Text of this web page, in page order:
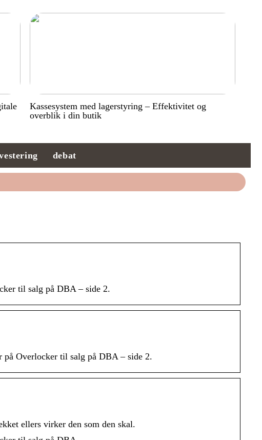
Kassesystem med lagerstyring – Effektivitet og
overblik i din butik
debat
til salg på DBA – side 2.
Overlocker til salg på DBA – side 2.
ellers virker den som den skal.